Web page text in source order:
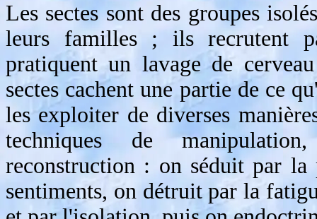
Les sectes sont des groupes
leurs familles ; ils recrutent
pratiquent un lavage de
sectes cachent une partie de ce
les exploiter de diverses
techniques de
reconstruction : on séduit par la
sentiments, on détruit par la